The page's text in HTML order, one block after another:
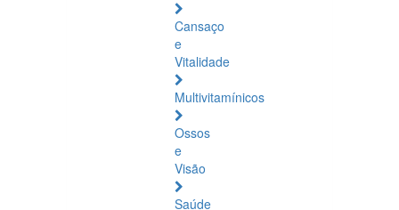
Cansaço
e
Vitalidade
Multivitamínicos
Ossos
e
Visão
Saúde